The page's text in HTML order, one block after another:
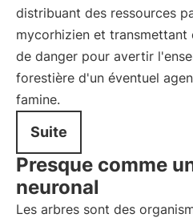
distribuant des ressources
mycorhizien et transmettant
de danger pour avertir
forestière d'un éventuel
famine.
Suite
Presque comme
neuronal
Les arbres sont des